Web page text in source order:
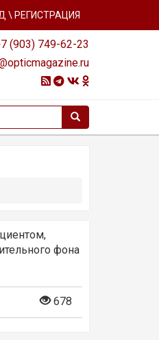
\ РЕГИСТРАЦИЯ
(903) 749-62-23
фона
678